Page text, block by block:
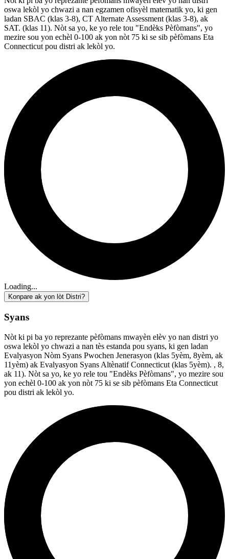
oswa lekòl yo chwazi a nan egzamen ofisyèl matematik yo, ki gen
ladan SBAC (klas 3-8), CT Alternate Assessment (klas 3-8), ak
SAT. (klas 11). Nòt sa yo, ke yo rele tou "Endèks Pèfòmans", yo
mezire sou yon echèl 0-100 ak yon nòt 75 ki se sib pèfòmans Eta
Connecticut pou distri ak lekòl yo.
Loading...
Konpare ak yon lòt Distri?
Syans
Nòt ki pi ba yo reprezante pèfòmans mwayèn elèv yo nan distri yo
oswa lekòl yo chwazi a nan tès estanda pou syans, ki gen ladan
Evalyasyon Nòm Syans Pwochen Jenerasyon (klas 5yèm, 8yèm, ak
11yèm) ak Evalyasyon Syans Altènatif Connecticut (klas 5yèm). , 8,
ak 11). Nòt sa yo, ke yo rele tou "Endèks Pèfòmans", yo mezire sou
yon echèl 0-100 ak yon nòt 75 ki se sib pèfòmans Eta Connecticut
pou distri ak lekòl yo.